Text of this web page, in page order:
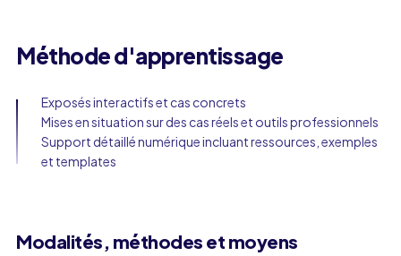
Méthode d'apprentissage
Exposés interactifs et cas concrets
Mises en situation sur des cas réels et outils professionnels
Support détaillé numérique incluant ressources, exemples
et templates
Modalités, méthodes et moyens